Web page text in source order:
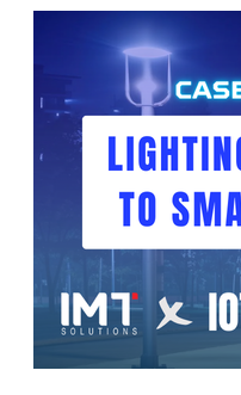
もっと読む